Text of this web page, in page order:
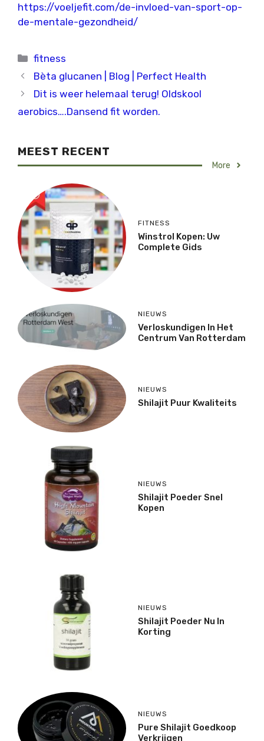
https://voeljefit.com/de-invloed-van-sport-op-
de-mentale-gezondheid/
Categorieën
fitness
Bèta glucanen | Blog | Perfect Health
Dit is weer helemaal terug! Oldskool
aerobics….Dansend fit worden.
MEEST RECENT
More
FITNESS
Winstrol Kopen: Uw
Complete Gids
NIEUWS
Verloskundigen In Het
Centrum Van Rotterdam
NIEUWS
Shilajit Puur Kwaliteits
NIEUWS
Shilajit Poeder Snel
Kopen
NIEUWS
Shilajit Poeder Nu In
Korting
NIEUWS
Pure Shilajit Goedkoop
Verkrijgen